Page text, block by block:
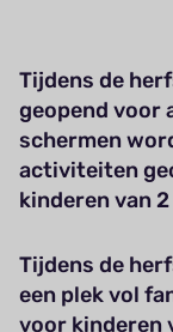
Tijdens de
geopend voor
schermen
activiteiten
kinderen van
Tijdens de
een plek vol
voor kinderen